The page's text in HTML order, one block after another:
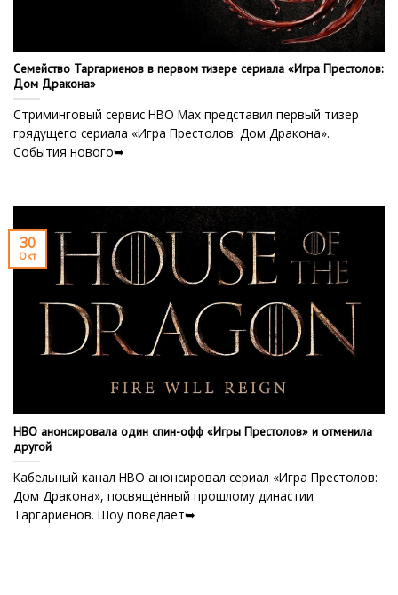
Семейство Таргариенов в первом тизере сериала «Игра Престолов:
Дом Дракона»
Стриминговый сервис HBO Max представил первый тизер
грядущего сериала «Игра Престолов: Дом Дракона».
События нового➥
HBO анонсировала один спин-офф «Игры Престолов» и отменила
другой
Кабельный канал HBO анонсировал сериал «Игра Престолов:
Дом Дракона», посвящённый прошлому династии
Таргариенов. Шоу поведает➥
30
Окт